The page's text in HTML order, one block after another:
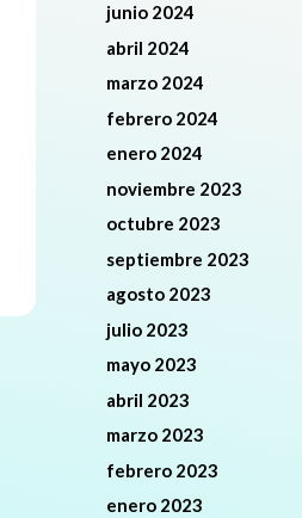
junio 2024
abril 2024
marzo 2024
febrero 2024
enero 2024
noviembre 2023
octubre 2023
septiembre 2023
agosto 2023
julio 2023
mayo 2023
abril 2023
marzo 2023
febrero 2023
enero 2023